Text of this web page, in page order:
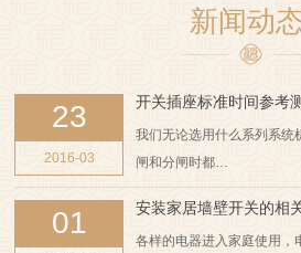
新闻动
23
2016-03
开关插座标准时间参考
我们无论选用什么系列系统
闸和分闸时都…
01 安装家居墙壁开关的相
各样的电器进入家庭使用，